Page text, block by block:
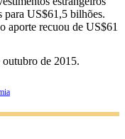
para US$61,5 bilhões.
aporte recuou de US$61
de 2015.